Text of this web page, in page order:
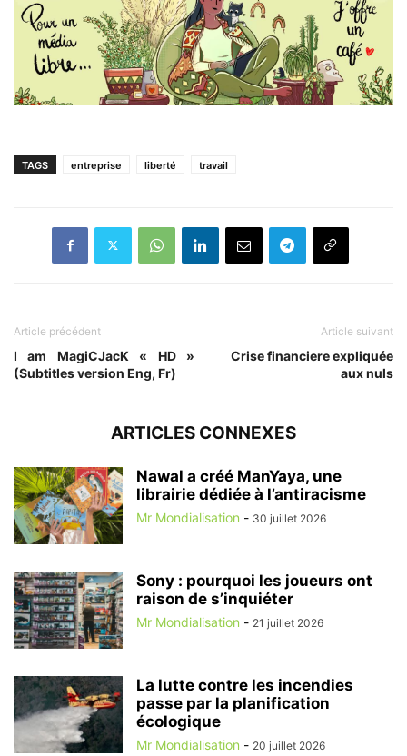
TAGS entreprise liberté travail
Article précédent
I am MagiCJacK « HD »
(Subtitles version Eng, Fr)
Article suivant
Crise financiere expliquée
aux nuls
ARTICLES CONNEXES
Nawal a créé ManYaya, une
librairie dédiée à l’antiracisme
Mr Mondialisation - 30 juillet 2026
Sony : pourquoi les joueurs ont
raison de s’inquiéter
Mr Mondialisation - 21 juillet 2026
La lutte contre les incendies
passe par la planification
écologique
Mr Mondialisation - 20 juillet 2026